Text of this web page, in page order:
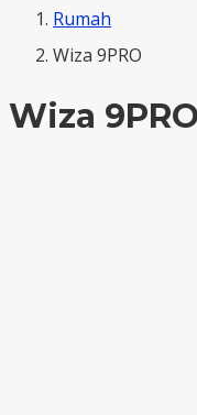
Rumah
Wiza 9PRO
Wiza 9PRO